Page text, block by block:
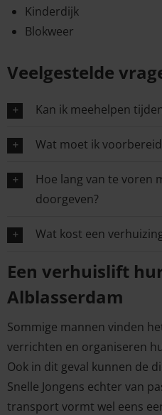
Kinderdijk
Blokweer
Veelgestelde
Kan ik meehelpen
Wat moet ik
Hoe lang van te voren
doorgeven?
Wat kost een
Een verhuislift
Alblasserdam
Sommige mannen vinden
verrichten en organiseren
Ook in dit geval kunnen de
Snelle Jongens echter van
transport vormt wel eens